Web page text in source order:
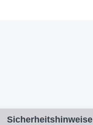
Sicherheitshinweise